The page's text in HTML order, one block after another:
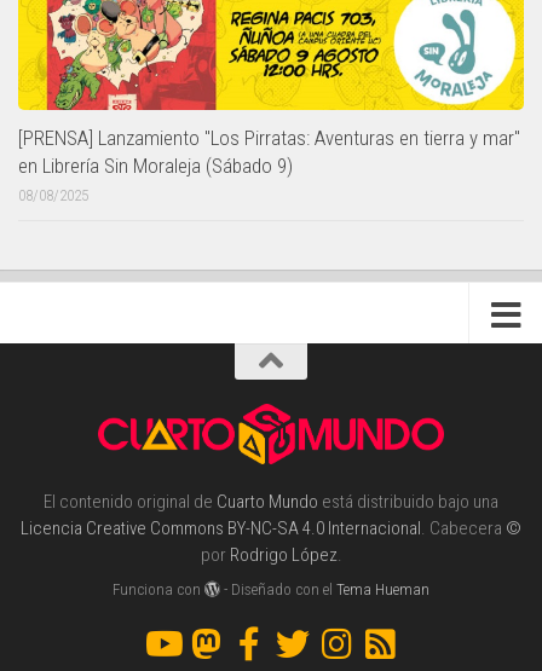
[PRENSA] Lanzamiento "Los Pirratas: Aventuras en tierra y mar"
en Librería Sin Moraleja (Sábado 9)
08/08/2025
El contenido original de Cuarto Mundo está distribuido bajo una
Licencia Creative Commons BY-NC-SA 4.0 Internacional . Cabecera ©
por Rodrigo López.
Funciona con - Diseñado con elTema Hueman